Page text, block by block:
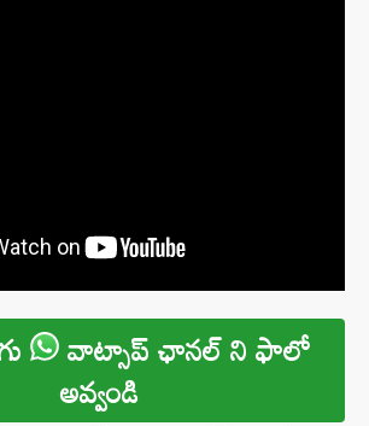
వాట్సాప్ ఛానల్ ని ఫాలో
అవ్వండి